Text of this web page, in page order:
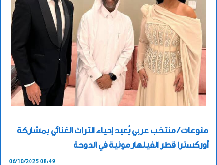
منوعات / منتخب عربي يُعيد إحياء التراث الغنائي بمشاركة
أوركسترا قطر الفيلهارمونية في الدوحة
06/10/2025 08:49